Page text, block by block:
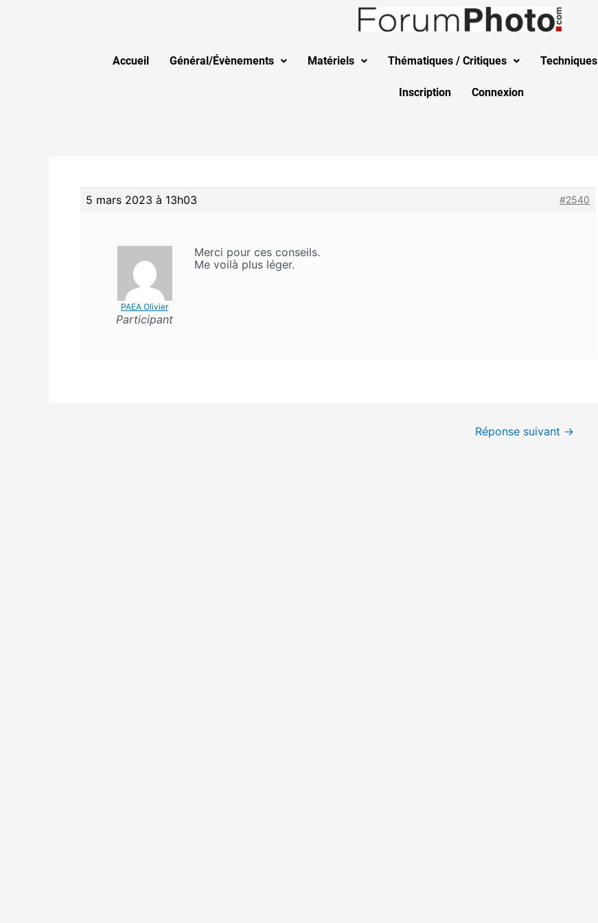
Accueil Général/Évènements Matériels Thématiques / Critiques Techniques
Inscription Connexion
5 mars 2023 à 13h03 #2540
PAEA Olivier
Participant
Merci pour ces conseils.
Me voilà plus léger.
Réponse suivant →